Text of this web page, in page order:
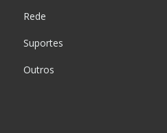
Rede
Suportes
Outros